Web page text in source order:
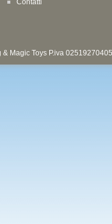
Contatti
Magic Toys P.iva